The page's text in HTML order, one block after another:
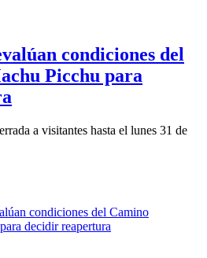
condiciones del
Picchu para
a visitantes hasta el lunes 31 de